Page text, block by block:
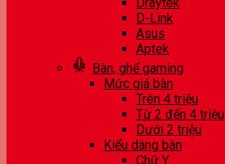
D-Link
Asus
Aptek
Bàn, ghế gaming
Mức giá bàn
Trên 4 triệu
Từ 2 đến 4 triệu
Dưới 2 triệu
Kiểu dáng bàn
Chữ Y